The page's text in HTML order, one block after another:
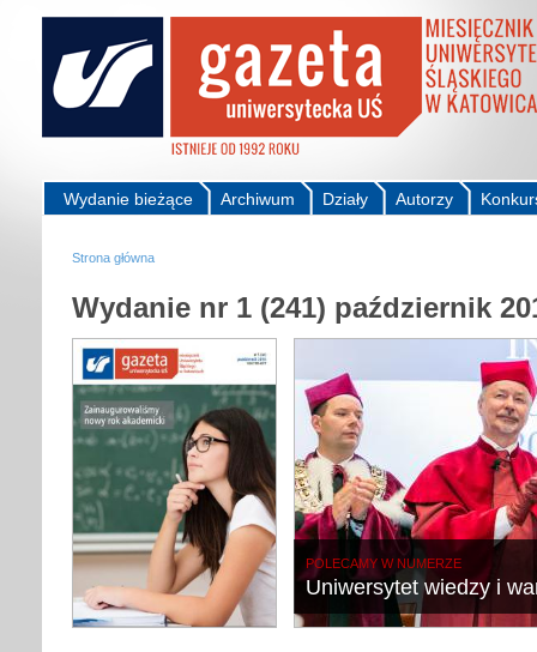
Autorzy
Działy
Archiwum
Wydanie bieżące
Strona główna
Wydanie nr 1 (241) październik
POLECAMY W NUMERZE
Uniwersytet wiedzy i